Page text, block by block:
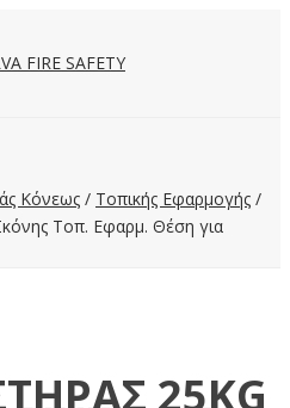
Κόνεως / Τοπικής Εφαρμογής /
Τοπ. Εφαρμ. Θέση για
25KG